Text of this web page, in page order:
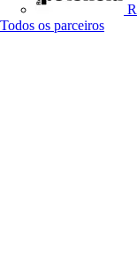
Todos os parceiros